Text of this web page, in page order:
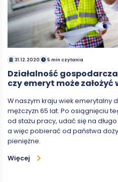
31.12.2020 5 min czytania
Działalność
czy emeryt może założyć
W naszym kraju wiek emerytalny
mężczyzn 65 lat. Po osiągnięciu
od stażu pracy, udać się na
a więc pobierać od państwa
pieniężne.
Więcej